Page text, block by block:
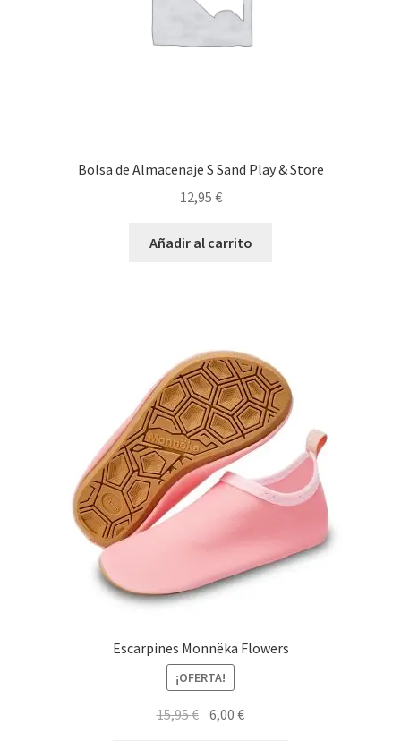
Bolsa de Almacenaje S Sand Play & Store
12,95 €
Añadir al carrito
Escarpines Monnëka Flowers
¡OFERTA!
15,95€ El6,00€El